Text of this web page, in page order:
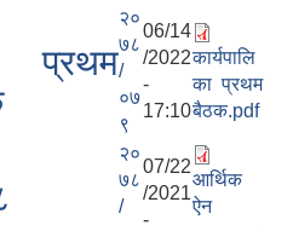
प्रथम
२०
७८
/
०७
९
06/14
/2022
-
17:10
कार्यपालि
का प्रथम
बैठक.pdf
२०
७८
/
07/22
/2021
-
आर्थिक
ऐन